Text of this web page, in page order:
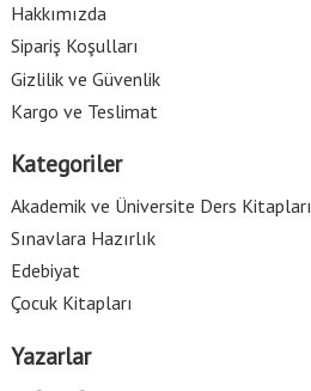
Hakkımızda
Sipariş Koşulları
Gizlilik ve Güvenlik
Kargo ve Teslimat
Kategoriler
Akademik ve Üniversite Ders Kitapları
Sınavlara Hazırlık
Edebiyat
Çocuk Kitapları
Yazarlar